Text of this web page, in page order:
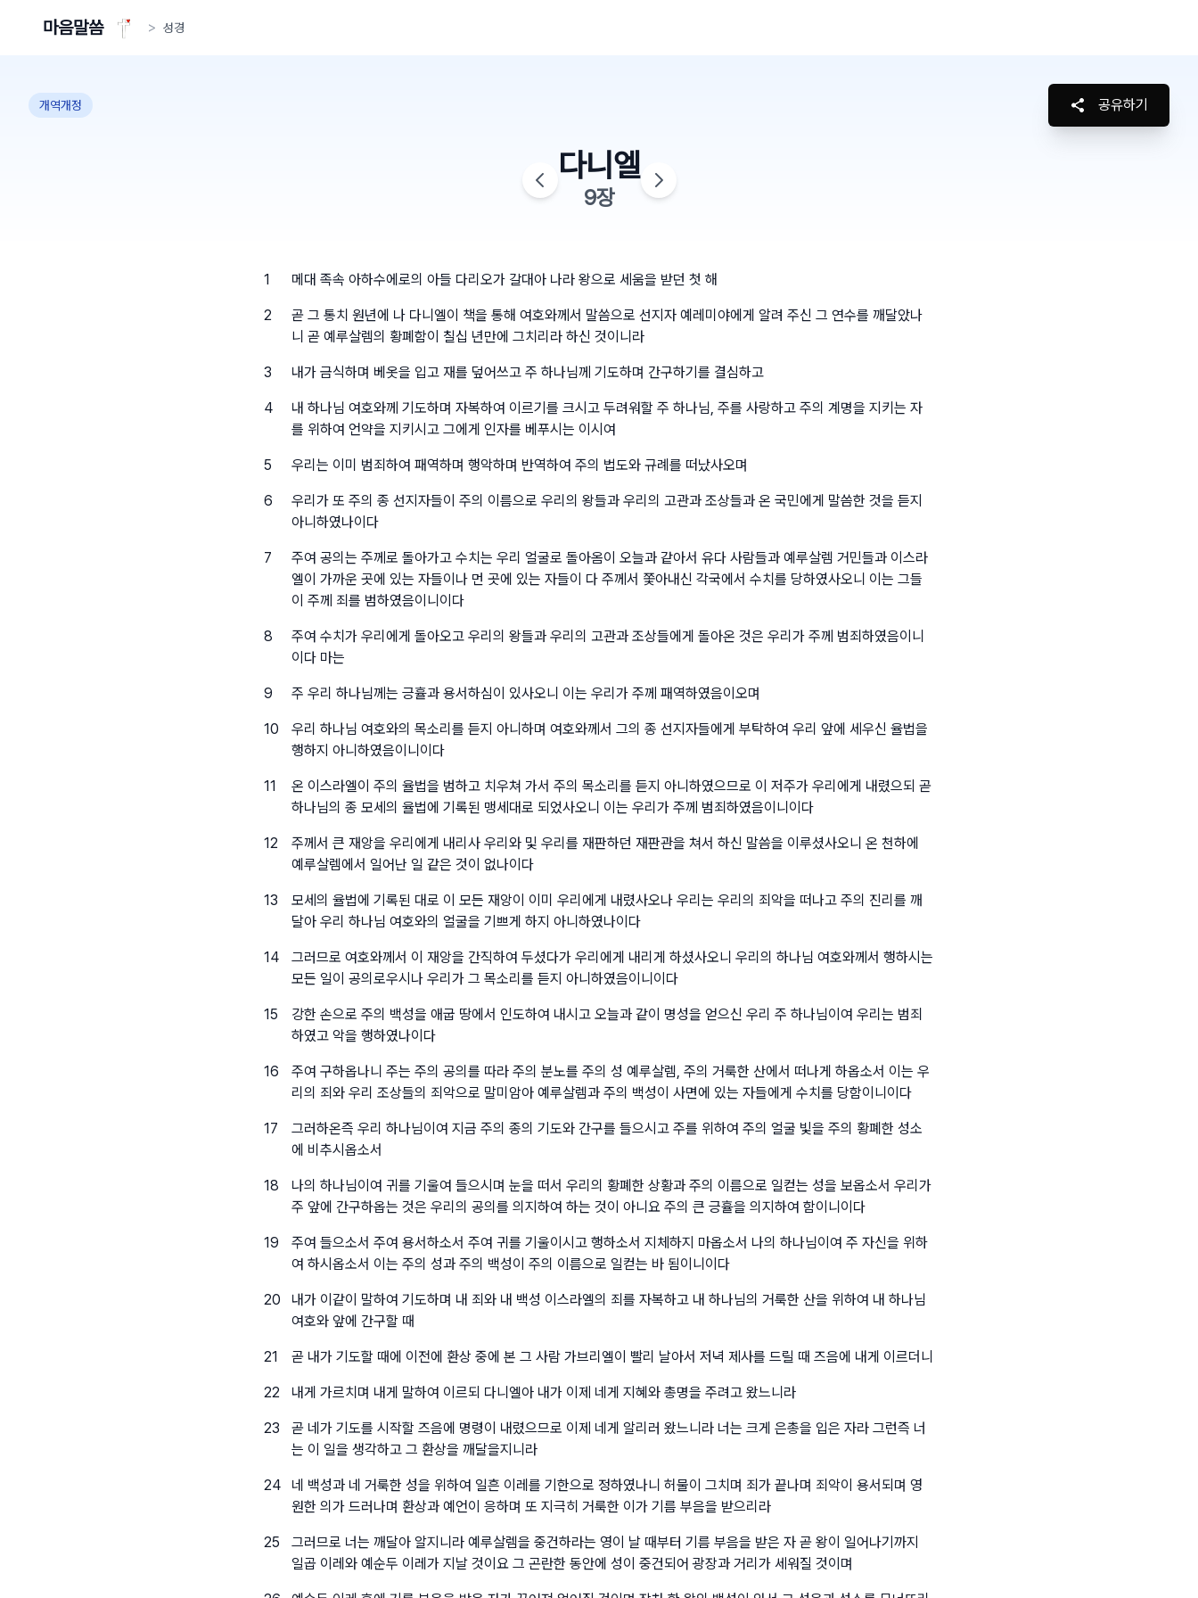
마음말씀 > 성경
개역개정 공유하기
다니엘
9장
1 메대 족속 아하수에로의 아들 다리오가 갈대아 나라 왕으로 세움을 받던 첫 해
2
곧 그 통치 원년에 나 다니엘이 책을 통해 여호와께서 말씀으로 선지자 예레미야에게 알려 주신 그 연수를 깨달았나
니 곧 예루살렘의 황폐함이 칠십 년만에 그치리라 하신 것이니라
3 내가 금식하며 베옷을 입고 재를 덮어쓰고 주 하나님께 기도하며 간구하기를 결심하고
4
내 하나님 여호와께 기도하며 자복하여 이르기를 크시고 두려워할 주 하나님, 주를 사랑하고 주의 계명을 지키는 자
를 위하여 언약을 지키시고 그에게 인자를 베푸시는 이시여
5 우리는 이미 범죄하여 패역하며 행악하며 반역하여 주의 법도와 규례를 떠났사오며
6
우리가 또 주의 종 선지자들이 주의 이름으로 우리의 왕들과 우리의 고관과 조상들과 온 국민에게 말씀한 것을 듣지
아니하였나이다
7
주여 공의는 주께로 돌아가고 수치는 우리 얼굴로 돌아옴이 오늘과 같아서 유다 사람들과 예루살렘 거민들과 이스라
엘이 가까운 곳에 있는 자들이나 먼 곳에 있는 자들이 다 주께서 쫓아내신 각국에서 수치를 당하였사오니 이는 그들
이 주께 죄를 범하였음이니이다
8
주여 수치가 우리에게 돌아오고 우리의 왕들과 우리의 고관과 조상들에게 돌아온 것은 우리가 주께 범죄하였음이니
이다 마는
9 주 우리 하나님께는 긍휼과 용서하심이 있사오니 이는 우리가 주께 패역하였음이오며
10
우리 하나님 여호와의 목소리를 듣지 아니하며 여호와께서 그의 종 선지자들에게 부탁하여 우리 앞에 세우신 율법을
행하지 아니하였음이니이다
11
온 이스라엘이 주의 율법을 범하고 치우쳐 가서 주의 목소리를 듣지 아니하였으므로 이 저주가 우리에게 내렸으되 곧
하나님의 종 모세의 율법에 기록된 맹세대로 되었사오니 이는 우리가 주께 범죄하였음이니이다
12
주께서 큰 재앙을 우리에게 내리사 우리와 및 우리를 재판하던 재판관을 쳐서 하신 말씀을 이루셨사오니 온 천하에
예루살렘에서 일어난 일 같은 것이 없나이다
13
모세의 율법에 기록된 대로 이 모든 재앙이 이미 우리에게 내렸사오나 우리는 우리의 죄악을 떠나고 주의 진리를 깨
달아 우리 하나님 여호와의 얼굴을 기쁘게 하지 아니하였나이다
14
그러므로 여호와께서 이 재앙을 간직하여 두셨다가 우리에게 내리게 하셨사오니 우리의 하나님 여호와께서 행하시는
모든 일이 공의로우시나 우리가 그 목소리를 듣지 아니하였음이니이다
15
강한 손으로 주의 백성을 애굽 땅에서 인도하여 내시고 오늘과 같이 명성을 얻으신 우리 주 하나님이여 우리는 범죄
하였고 악을 행하였나이다
16
주여 구하옵나니 주는 주의 공의를 따라 주의 분노를 주의 성 예루살렘, 주의 거룩한 산에서 떠나게 하옵소서 이는 우
리의 죄와 우리 조상들의 죄악으로 말미암아 예루살렘과 주의 백성이 사면에 있는 자들에게 수치를 당함이니이다
17
그러하온즉 우리 하나님이여 지금 주의 종의 기도와 간구를 들으시고 주를 위하여 주의 얼굴 빛을 주의 황폐한 성소
에 비추시옵소서
18
나의 하나님이여 귀를 기울여 들으시며 눈을 떠서 우리의 황폐한 상황과 주의 이름으로 일컫는 성을 보옵소서 우리가
주 앞에 간구하옵는 것은 우리의 공의를 의지하여 하는 것이 아니요 주의 큰 긍휼을 의지하여 함이니이다
19
주여 들으소서 주여 용서하소서 주여 귀를 기울이시고 행하소서 지체하지 마옵소서 나의 하나님이여 주 자신을 위하
여 하시옵소서 이는 주의 성과 주의 백성이 주의 이름으로 일컫는 바 됨이니이다
20
내가 이같이 말하여 기도하며 내 죄와 내 백성 이스라엘의 죄를 자복하고 내 하나님의 거룩한 산을 위하여 내 하나님
여호와 앞에 간구할 때
21 곧 내가 기도할 때에 이전에 환상 중에 본 그 사람 가브리엘이 빨리 날아서 저녁 제사를 드릴 때 즈음에 내게 이르더니
22 내게 가르치며 내게 말하여 이르되 다니엘아 내가 이제 네게 지혜와 총명을 주려고 왔느니라
23
곧 네가 기도를 시작할 즈음에 명령이 내렸으므로 이제 네게 알리러 왔느니라 너는 크게 은총을 입은 자라 그런즉 너
는 이 일을 생각하고 그 환상을 깨달을지니라
24
네 백성과 네 거룩한 성을 위하여 일흔 이레를 기한으로 정하였나니 허물이 그치며 죄가 끝나며 죄악이 용서되며 영
원한 의가 드러나며 환상과 예언이 응하며 또 지극히 거룩한 이가 기름 부음을 받으리라
25
그러므로 너는 깨달아 알지니라 예루살렘을 중건하라는 영이 날 때부터 기름 부음을 받은 자 곧 왕이 일어나기까지
일곱 이레와 예순두 이레가 지날 것이요 그 곤란한 동안에 성이 중건되어 광장과 거리가 세워질 것이며